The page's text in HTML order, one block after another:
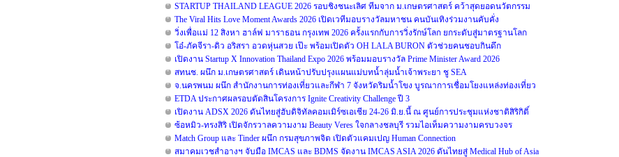
STARTUP THAILAND LEAGUE 2026 รอบชิงชนะเลิศ ทีมจาก ม.เกษตรศาสตร์ คว้าสุดยอดนวัตกรรม
The Viral Hits Love Moment Awards 2026 เปิดเวทีมอบรางวัลมหาชน คนบันเทิงร่วมงานคับคั่ง
วิ่งเพื่อแม่ 12 สิงหา ฮาล์ฟ มาราธอน กรุงเทพ 2026 ครั้งแรกกับการวิ่งรักษ์โลก ยกระดับสู่มาตรฐานโลก
โอ๋-ภัคจีรา-ดิว อริสรา อวดหุ่นสวย เป๊ะ พร้อมเปิดตัว OH LALA BURON ตัวช่วยคนชอบกินดึก
เปิดงาน Startup X Innovation Thailand Expo 2026 พร้อมมอบรางวัล Prime Minister Award 2026
สทนช. ผนึก ม.เกษตรศาสตร์ เดินหน้าปรับปรุงแผนแม่บทน้ำลุ่มน้ำเจ้าพระยา ชู SEA
จ.นครพนม ผนึก สำนักงานการท่องเที่ยวและกีฬา 7 จังหวัดริมน้ำโขง บูรณาการเชื่อมโยงแหล่งท่องเที่ยว
ETDA ประกาศผลรอบตัดสินโครงการ Ignite Creativity Challenge ปี 3
เปิดงาน ADSX 2026 ดันไทยสู่ฮับดิจิทัลคอมเมิร์ซเอเชีย 24-26 มิ.ย.นี้ ณ ศูนย์การประชุมแห่งชาติสิริกิติ์
ซ้อหมิว-ทรงสิริ เปิดจักรวาลความงาม Beauty Veres ใจกลางชลบุรี รวมไอเท็มความงามครบวงจร
Match Group และ Tinder ผนึก กรมสุขภาพจิต เปิดตัวแคมเปญ Human Connection
สมาคมเวชสำอางฯ จับมือ IMCAS และ BDMS จัดงาน IMCAS ASIA 2026 ดันไทยสู่ Medical Hub of Asia